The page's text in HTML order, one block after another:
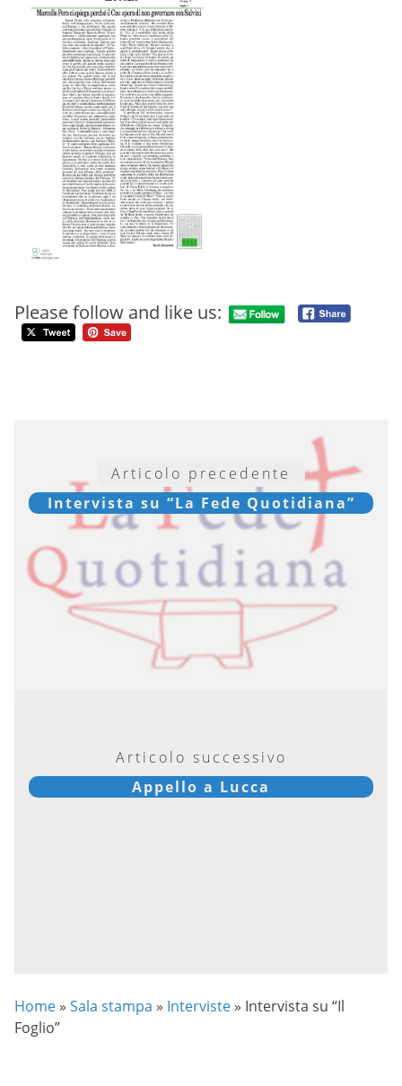
Please follow and like us:
Articolo precedente
Intervista su “La Fede Quotidiana”
Articolo successivo
Appello a Lucca
Home » Sala stampa » Interviste » Intervista su “Il
Foglio”